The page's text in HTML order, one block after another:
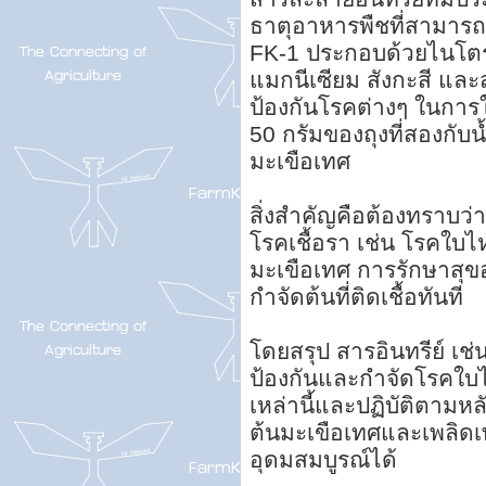
ธาตุอาหารพืชที่สามาร
FK-1 ประกอบด้วยไนโ
แมกนีเซียม สังกะสี แล
ป้องกันโรคต่างๆ ในกา
50 กรัมของถุงที่สองกั
มะเขือเทศ
สิ่งสำคัญคือต้องทราบว่
โรคเชื้อรา เช่น โรคใบ
มะเขือเทศ การรักษาสุ
กำจัดต้นที่ติดเชื้อทันที
โดยสรุป สารอินทรีย์ เช่
ป้องกันและกำจัดโรคใ
เหล่านี้และปฏิบัติตามห
ต้นมะเขือเทศและเพลิ
อุดมสมบูรณ์ได้